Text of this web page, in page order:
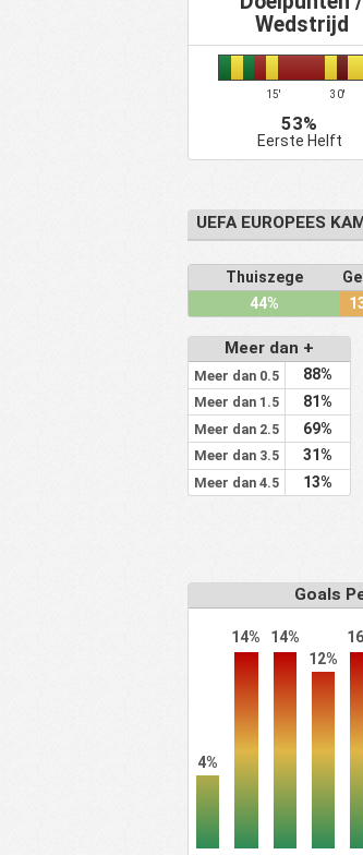
Wedstrijd
15' 30'
53%
Eerste Helft
UEFA EUROPEES
Thuiszege
44%
Meer dan +
Meer dan 0.5 88%
Meer dan 1.5 81%
Meer dan 2.5 69%
Meer dan 3.5 31%
Meer dan 4.5 13%
Goals
4%
14%
14%
12%